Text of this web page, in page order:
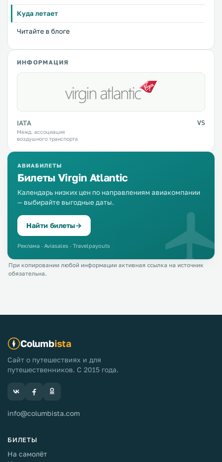
Куда летает
Читайте в блоге
ИНФОРМАЦИЯ
IATA
Межд. ассоциация
воздушного транспорта
VS
АВИАБИЛЕТЫ
Билеты Virgin Atlantic
Календарь низких цен по направлениям авиакомпании
— выбирайте выгодные даты.
Найти билеты→
Реклама · Aviasales · Travelpayouts
При копировании любой информации активная ссылка на источник
обязательна.
Columbista
Сайт о путешествиях и для
путешественников. С 2015 года.
info@columbista.com
БИЛЕТЫ
На самолёт